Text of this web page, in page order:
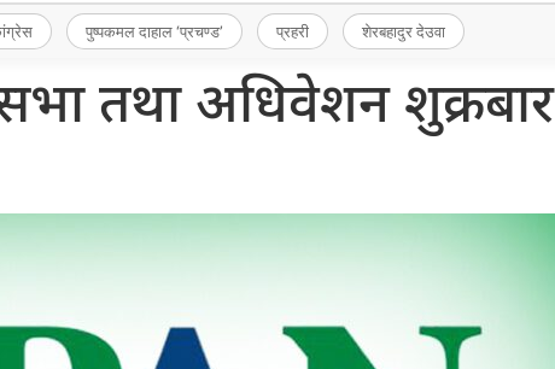
पुष्पकमल दाहाल ‘प्रचण्ड’ प्रहरी शेरबहादुर देउवा
तथा अधिवेशन शुक्रबार